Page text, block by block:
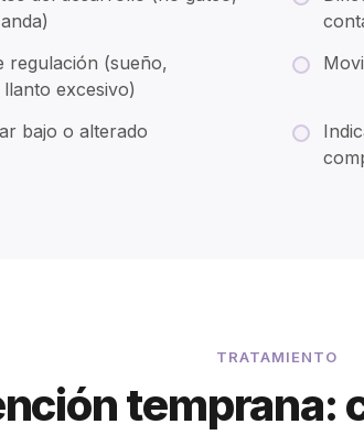
regulación (sueño,
excesivo)
bajo o alterado
TRATAMIENTO
temprana: